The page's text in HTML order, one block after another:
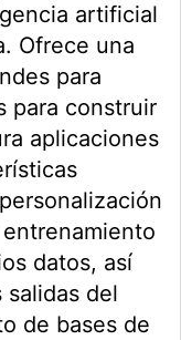
artificial
Ofrece una
para
para construir
aplicaciones
datos, así
salidas del
de bases de